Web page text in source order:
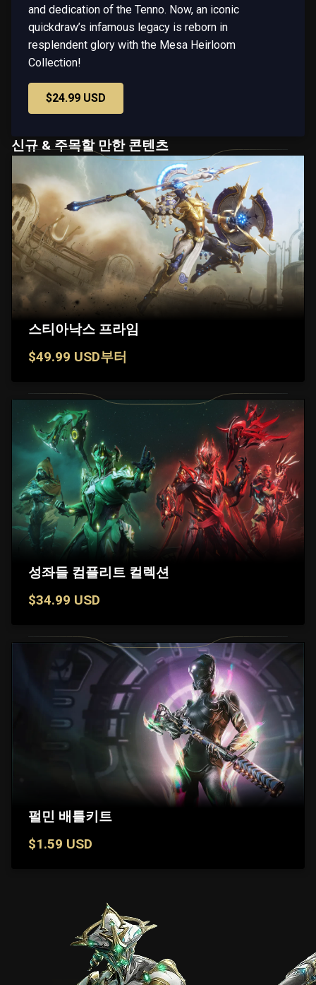
and dedication of the Tenno. Now, an iconic
quickdraw’s infamous legacy is reborn in
resplendent glory with the Mesa Heirloom
Collection!
$24.99 USD
신규 & 주목할 만한 콘텐츠
스티아낙스 프라임
$49.99 USD부터
성좌들 컴플리트 컬렉션
$34.99 USD
펄민 배틀키트
$1.59 USD